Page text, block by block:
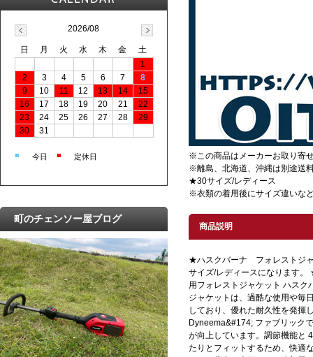
※この商品はメーカーお取り寄
※離島、北海道、沖縄は別途送
★30サイズ/レディース
※衣類の着用後にサイズ違いな
商品説明
★ハスクバーナ フォレストジ
サイズ/レディースになります
用フォレストジャケット ハスク
ジャケットは、過酷な使用や毎
しており、優れた耐久性を発揮
Dyneema&#174; ファブリック
が向上しています。調節機能と
たりとフィットするため、快適
2026/08
日 月 火 水 木 金
土
1
2
3 4 5 6 7
8
9
10 11 12 13 14
15
16
17 18 19 20 21
22
23
24 25 26 27 28
29
30
31
■ 今日 ■ 定休日
町のチェンソー屋ブログ